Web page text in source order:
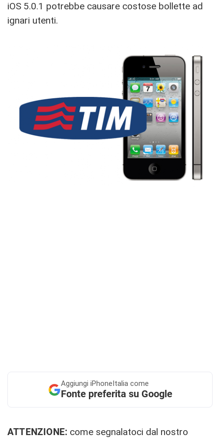
iOS 5.0.1 potrebbe causare costose bollette ad
ignari utenti.
Aggiungi iPhoneItalia come
Fonte preferita su Google
ATTENZIONE: come segnalatoci dal nostro